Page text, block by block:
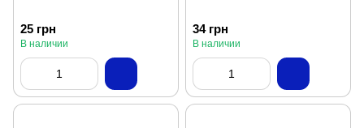
25 грн
В наличии
34 грн
В наличии